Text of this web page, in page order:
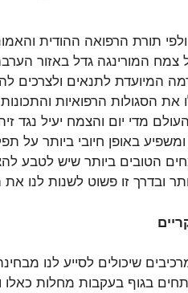
ולפי תורת הרפואה ההודית
בישראל צמח המורינגה גדל
המיועדת לתנאים ולצרכים
הסגולות הרפואיות
מדי יום והצמח יעיל נגד
באופן חיובי ביותר על
הטובים ביותר שיש לטבע
ובדרך זו פשוט לשנות לנו
שיכולים לסייע לנו
בגוף בעקבות מחלות כאלו